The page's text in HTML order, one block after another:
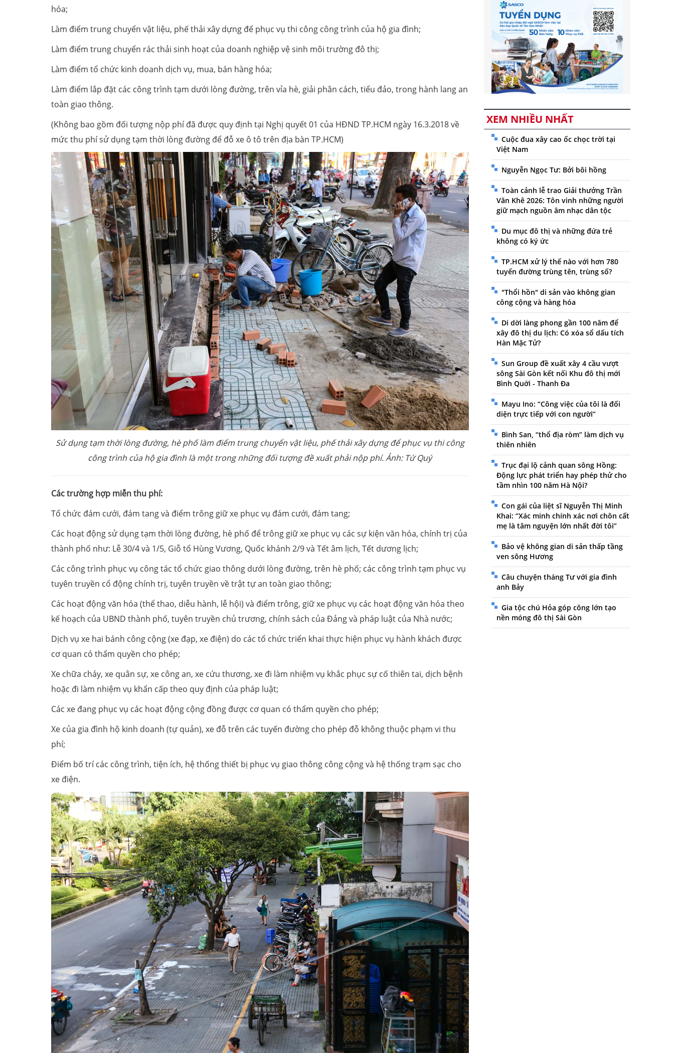
hóa;
Làm điểm trung chuyển vật liệu, phế thải xây dựng để phục vụ thi công công trình của hộ gia đình;
Làm điểm trung chuyển rác thải sinh hoạt của doanh nghiệp vệ sinh môi trường đô thị;
Làm điểm tổ chức kinh doanh dịch vụ, mua, bán hàng hóa;
Làm điểm lắp đặt các công trình tạm dưới lòng đường, trên vỉa hè, giải phân cách, tiểu đảo, trong hành lang an
toàn giao thông.
(Không bao gồm đối tượng nộp phí đã được quy định tại Nghị quyết 01 của HĐND TP.HCM ngày 16.3.2018 về
mức thu phí sử dụng tạm thời lòng đường để đỗ xe ô tô trên địa bàn TP.HCM)
Sử dụng tạm thời lòng đường, hè phố làm điểm trung chuyển vật liệu, phế thải xây dựng để phục vụ thi công
công trình của hộ gia đình là một trong những đối tượng đề xuất phải nộp phí. Ảnh: Tứ Quý
Các trường hợp miễn thu phí:
Tổ chức đám cưới, đám tang và điểm trông giữ xe phục vụ đám cưới, đám tang;
Các hoạt động sử dụng tạm thời lòng đường, hè phố để trông giữ xe phục vụ các sự kiện văn hóa, chính trị của
thành phố như: Lễ 30/4 và 1/5, Giỗ tổ Hùng Vương, Quốc khánh 2/9 và Tết âm lịch, Tết dương lịch;
Các công trình phục vụ công tác tổ chức giao thông dưới lòng đường, trên hè phố; các công trình tạm phục vụ
tuyên truyền cổ động chính trị, tuyên truyền về trật tự an toàn giao thông;
Các hoạt động văn hóa (thể thao, diễu hành, lễ hội) và điểm trông, giữ xe phục vụ các hoạt động văn hóa theo
kế hoạch của UBND thành phố, tuyên truyền chủ trương, chính sách của Đảng và pháp luật của Nhà nước;
Dịch vụ xe hai bánh công cộng (xe đạp, xe điện) do các tổ chức triển khai thực hiện phục vụ hành khách được
cơ quan có thẩm quyền cho phép;
Xe chữa cháy, xe quân sự, xe công an, xe cứu thương, xe đi làm nhiệm vụ khắc phục sự cố thiên tai, dịch bệnh
hoặc đi làm nhiệm vụ khẩn cấp theo quy định của pháp luật;
Các xe đang phục vụ các hoạt động cộng đồng được cơ quan có thẩm quyền cho phép;
Xe của gia đình hộ kinh doanh (tự quản), xe đỗ trên các tuyến đường cho phép đỗ không thuộc phạm vi thu
phí;
Điểm bố trí các công trình, tiện ích, hệ thống thiết bị phục vụ giao thông công cộng và hệ thống trạm sạc cho
xe điện.
XEM NHIỀU NHẤT
Cuộc đua xây cao ốc chọc trời tại
Việt Nam
Nguyễn Ngọc Tư: Bởi bôi hồng
Toàn cảnh lễ trao Giải thưởng Trần
Văn Khê 2026: Tôn vinh những người
giữ mạch nguồn âm nhạc dân tộc
Du mục đô thị và những đứa trẻ
không có ký ức
TP.HCM xử lý thế nào với hơn 780
tuyến đường trùng tên, trùng số?
"Thổi hồn" di sản vào không gian
công cộng và hàng hóa
Di dời làng phong gần 100 năm để
xây đô thị du lịch: Có xóa sổ dấu tích
Hàn Mặc Tử?
Sun Group đề xuất xây 4 cầu vượt
sông Sài Gòn kết nối Khu đô thị mới
Bình Quới - Thanh Đa
Mayu Ino: “Công việc của tôi là đối
diện trực tiếp với con người”
Bình San, “thổ địa ròm” làm dịch vụ
thiên nhiên
Trục đại lộ cảnh quan sông Hồng:
Động lực phát triển hay phép thử cho
tầm nhìn 100 năm Hà Nội?
Con gái của liệt sĩ Nguyễn Thị Minh
Khai: “Xác minh chính xác nơi chôn cất
mẹ là tâm nguyện lớn nhất đời tôi”
Bảo vệ không gian di sản thấp tầng
ven sông Hương
Câu chuyện tháng Tư với gia đình
anh Bảy
Gia tộc chú Hỏa góp công lớn tạo
nền móng đô thị Sài Gòn